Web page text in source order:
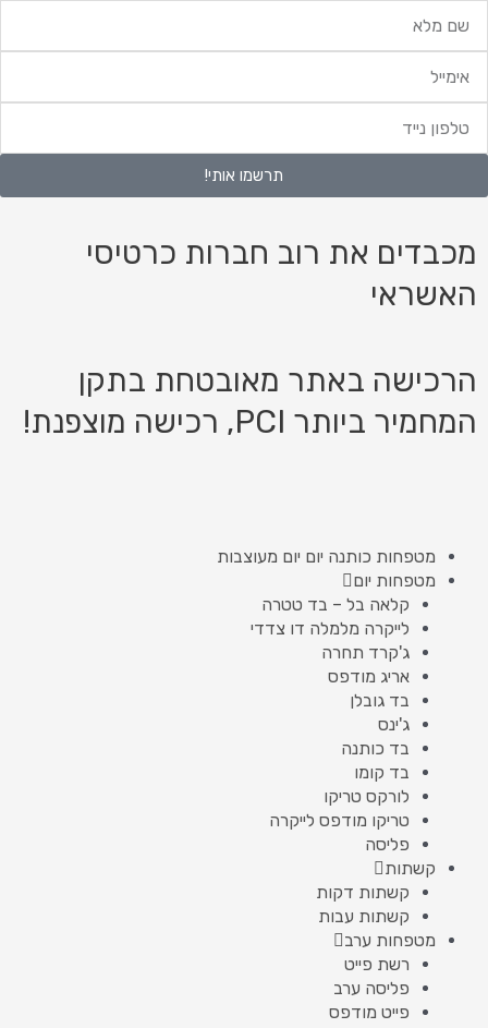
מלא
נייד
תרשמו אותי!
מכבדים את רוב חברות כרטיסי
האשראי
הרכישה באתר מאובטחת בתקן
המחמיר ביותר PCI, רכישה מוצפנת!
מטפחות כותנה יום יום מעוצבות
מטפחות יום
קלאה בל – בד טטרה
לייקרה מלמלה דו צדדי
ג'קרד תחרה
אריג מודפס
בד גובלן
ג'ינס
בד כותנה
בד קומו
לורקס טריקו
טריקו מודפס לייקרה
פליסה
קשתות
קשתות דקות
קשתות עבות
מטפחות ערב
רשת פייט
פליסה ערב
פייט מודפס